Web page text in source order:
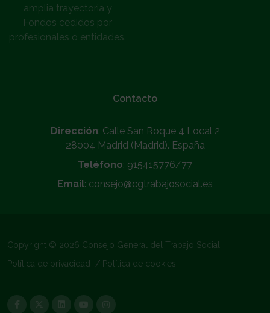
amplia trayectoria y
Fondos cedidos por
profesionales o entidades.
Contacto
Dirección: Calle San Roque 4 Local 2
28004 Madrid (Madrid). España
Teléfono: 915415776/77
Email: consejo@cgtrabajosocial.es
Copyright © 2026 Consejo General del Trabajo Social.
Política de privacidad
/ Política de cookies